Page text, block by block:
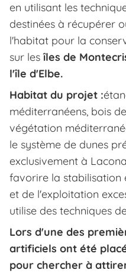
en utilisant les
destinées à récupérer
l'habitat pour la
sur lesîles de
l'île d'Elbe.
Habitat du projet :
méditerranéens, bois
végétation
le système de dunes
exclusivement à
favorire la stabilisation
et de l'exploitation
utilise des techniques
Lors d'une des
artificiels ont été
pour chercher à